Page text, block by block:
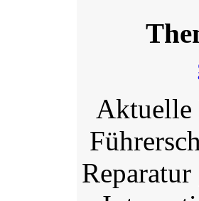
Aktuelle